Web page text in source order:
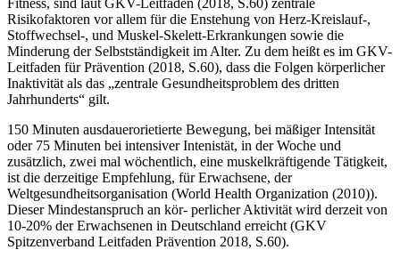
Fitness, sind laut GKV-Leitfaden (2018, S.60) zentrale
Risikofaktoren vor allem für die Enstehung von Herz-Kreislauf-,
Stoffwechsel-, und Muskel-Skelett-Erkrankungen sowie die
Minderung der Selbstständigkeit im Alter. Zu dem heißt es im GKV-
Leitfaden für Prävention (2018, S.60), dass die Folgen körperlicher
Inaktivität als das „zentrale Gesundheitsproblem des dritten
Jahrhunderts“ gilt.
150 Minuten ausdauerorietierte Bewegung, bei mäßiger Intensität
oder 75 Minuten bei intensiver Intenistät, in der Woche und
zusätzlich, zwei mal wöchentlich, eine muskelkräftigende Tätigkeit,
ist die derzeitige Empfehlung, für Erwachsene, der
Weltgesundheitsorganisation (World Health Organization (2010)).
Dieser Mindestanspruch an kör- perlicher Aktivität wird derzeit von
10-20% der Erwachsenen in Deutschland erreicht (GKV
Spitzenverband Leitfaden Prävention 2018, S.60).